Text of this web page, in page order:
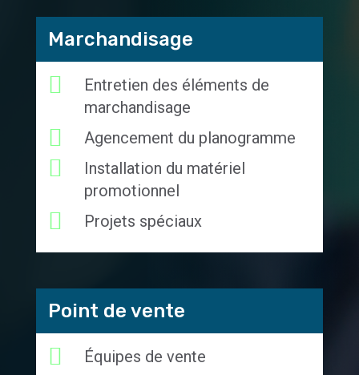
Marchandisage
Entretien des éléments de
marchandisage
Agencement du planogramme
Installation du matériel
promotionnel
Projets spéciaux
Point de vente
Équipes de vente